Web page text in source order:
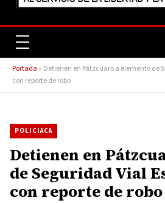
Portada » Detienen en Pátzcuaro a elemento de
con reporte de robo
POLICIACA
Detienen en
de Seguridad Vial
con reporte de robo